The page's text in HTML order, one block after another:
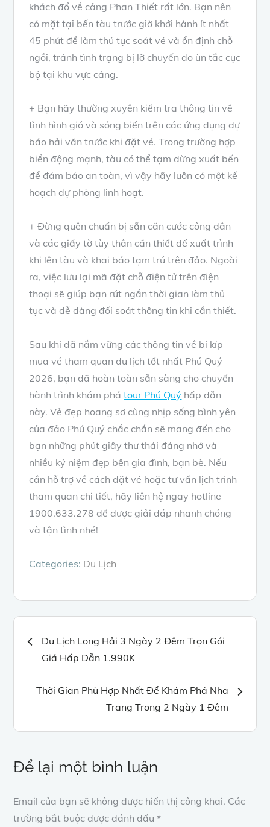
khách đổ về cảng Phan Thiết rất lớn. Bạn nên
có mặt tại bến tàu trước giờ khởi hành ít nhất
45 phút để làm thủ tục soát vé và ổn định chỗ
ngồi, tránh tình trạng bị lỡ chuyến do ùn tắc cục
bộ tại khu vực cảng.
+ Bạn hãy thường xuyên kiểm tra thông tin về
tình hình gió và sóng biển trên các ứng dụng dự
báo hải văn trước khi đặt vé. Trong trường hợp
biển động mạnh, tàu có thể tạm dừng xuất bến
để đảm bảo an toàn, vì vậy hãy luôn có một kế
hoạch dự phòng linh hoạt.
+ Đừng quên chuẩn bị sẵn căn cước công dân
và các giấy tờ tùy thân cần thiết để xuất trình
khi lên tàu và khai báo tạm trú trên đảo. Ngoài
ra, việc lưu lại mã đặt chỗ điện tử trên điện
thoại sẽ giúp bạn rút ngắn thời gian làm thủ
tục và dễ dàng đối soát thông tin khi cần thiết.
Sau khi đã nắm vững các thông tin về bí kíp
mua vé tham quan du lịch tốt nhất Phú Quý
2026, bạn đã hoàn toàn sẵn sàng cho chuyến
hành trình khám phátour Phú Quý hấp dẫn
này. Vẻ đẹp hoang sơ cùng nhịp sống bình yên
của đảo Phú Quý chắc chắn sẽ mang đến cho
bạn những phút giây thư thái đáng nhớ và
nhiều kỷ niệm đẹp bên gia đình, bạn bè. Nếu
cần hỗ trợ về cách đặt vé hoặc tư vấn lịch trình
tham quan chi tiết, hãy liên hệ ngay hotline
1900.633.278 để được giải đáp nhanh chóng
và tận tình nhé!
Categories: Du Lịch
Điều
hướng
bài
viết
Du Lịch Long Hải 3 Ngày 2 Đêm Trọn Gói
Giá Hấp Dẫn 1.990K
Thời Gian Phù Hợp Nhất Để Khám Phá Nha
Trang Trong 2 Ngày 1 Đêm
Để lại một bình luận
Email của bạn sẽ không được hiển thị công khai. Các
trường bắt buộc được đánh dấu*